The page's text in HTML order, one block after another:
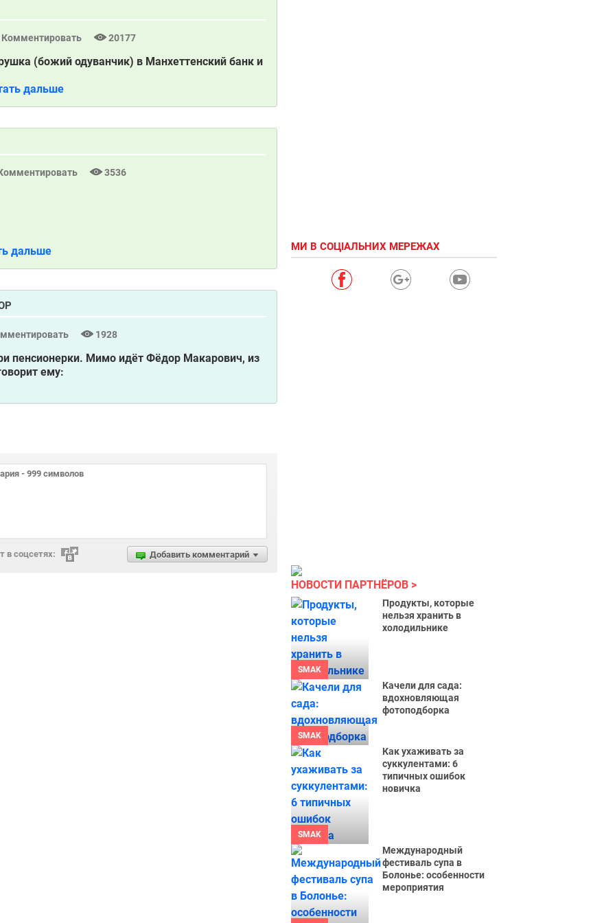
Комментировать 20177
(божий одуванчик) в Манхеттенский банк и
дальше
3536
дальше
1928
пенсионерки. Мимо идёт Фёдор Макарович, из
ему:
Добавить комментарий
в соцсетях:
МИ В СОЦІАЛЬНИХ МЕРЕЖАХ
НОВОСТИ ПАРТНЁРОВ
SMAK
Продукты, которые
нельзя хранить в
холодильнике
SMAK
Качели для сада:
вдохновляющая
фотоподборка
SMAK
Как ухаживать за
суккулентами: 6
типичных ошибок
новичка
Международный
фестиваль супа в
Болонье: особенности
мероприятия